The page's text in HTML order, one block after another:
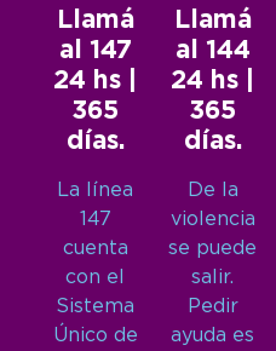
Llamá
al 147
24 hs |
365
días.
La línea
147
cuenta
con el
Sistema
Único de
Llamá
al 144
24 hs |
365
días.
De la
violencia
se puede
salir.
Pedir
ayuda es